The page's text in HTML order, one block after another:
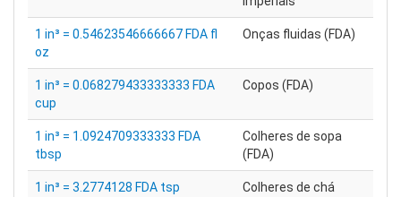
1 in³ = 0.54623546666667 FDA fl
oz
Onças fluidas (FDA)
1 in³ = 0.068279433333333 FDA
cup
Copos (FDA)
1 in³ = 1.0924709333333 FDA
tbsp
Colheres de sopa
(FDA)
1 in³ = 3.2774128 FDA tsp
Colheres de chá